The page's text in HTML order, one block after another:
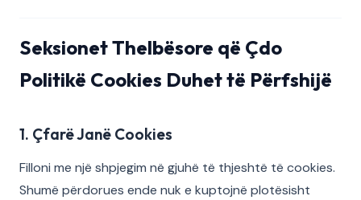
Seksionet Thelbësore që Çdo
Politikë Cookies Duhet të Përfshijë
1. Çfarë Janë Cookies
Filloni me një shpjegim në gjuhë të thjeshtë të cookies.
Shumë përdorues ende nuk e kuptojnë plotësisht